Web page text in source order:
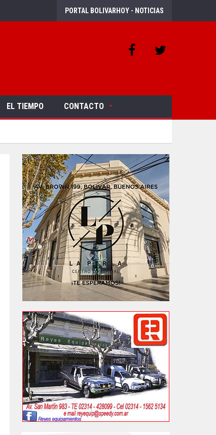
PORTAL BOLIVARHOY - NOTICIAS
EL TIEMPO CONTACTO